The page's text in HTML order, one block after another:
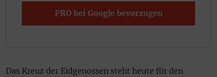
PRO bei Google bevorzugen
Das Kreuz der Eidgenossen steht heute für den